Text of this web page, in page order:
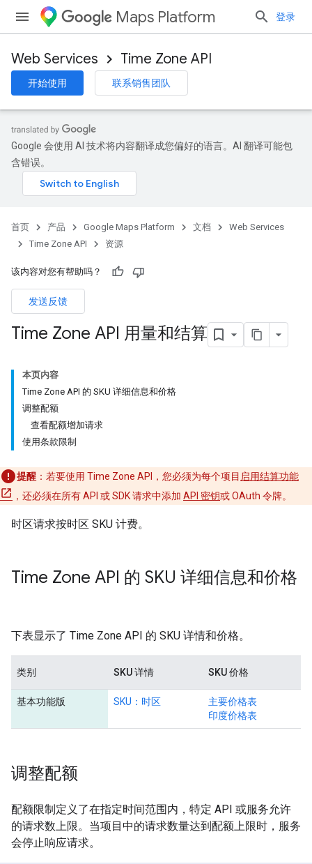
Maps Platform 登录
Web Services Time Zone API
开始使用 联系销售团队
Google 会使用 AI 技术将内容翻译成您偏好的语言。AI 翻译可能包
含错误。
首页 产品 Google Maps Platform 文档
Web Services
Time Zone API
资源
该内容对您有帮助吗？
发送反馈
Time Zone API 用量和结算
本页内容
Time Zone API 的 SKU 详细信息和价格
调整配额
查看配额增加请求
使用条款限制
提醒 ：若要使用 Time Zone API，您必须为每个项目 启用结算功能
，还必须在所有 API 或 SDK 请求中添加 API 密钥或 OAuth 令牌。
时区请求按时区 SKU 计费。
Time Zone API 的 SKU 详细信息和价格
下表显示了 Time Zone API 的 SKU 详情和价格。
类别 SKU 详情 SKU 价格
基本功能版 SKU：时区
主要价格表
印度价格表
调整配额
配额限制定义了在指定时间范围内，特定 API 或服务允许
的请求数上限。当项目中的请求数量达到配额上限时，服务
会停止响应请求。